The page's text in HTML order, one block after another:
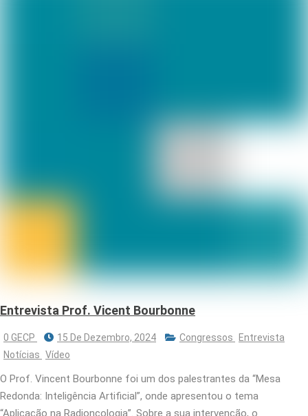
Entrevista Prof. Vicent Bourbonne
0 GECP 15 De Dezembro, 2024 Congressos
Entrevista
Notícias Vídeo
O Prof. Vincent Bourbonne foi um dos palestrantes da “Mesa
Redonda: Inteligência Artificial”, onde apresentou o tema
“Aplicação na Radioncologia”. Sobre a sua intervenção, o